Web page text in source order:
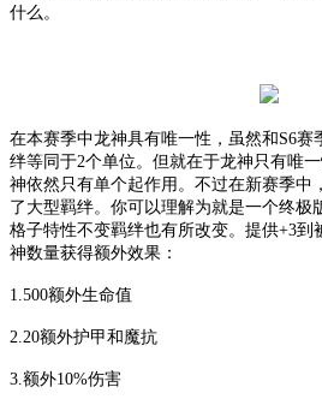
什么。
在本赛季中龙神具有唯一性，虽然和 S6赛
绊等同于2个单位。但就在于龙神只有唯
神依然只有单个起作用。不过在新赛季中
了大型羁绊。你可以理解为就是一个终极
格子特性不变羁绊也有所改变。提供+3到
神数量获得额外效果：
1.500额外生命值
2.20额外护甲和魔抗
3.额外10%伤害